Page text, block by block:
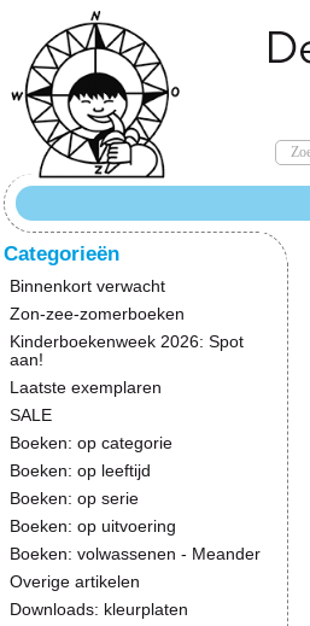
Categorieën
Binnenkort verwacht
Zon-zee-zomerboeken
Kinderboekenweek 2026: Spot
aan!
Laatste exemplaren
SALE
Boeken: op categorie
Boeken: op leeftijd
Boeken: op serie
Boeken: op uitvoering
Boeken: volwassenen - Meander
Overige artikelen
Downloads: kleurplaten